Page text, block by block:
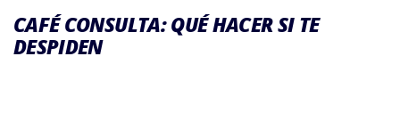
CAFÉ CONSULTA: QUÉ HACER SI TE
DESPIDEN